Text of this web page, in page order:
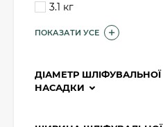
3.1 кг
ПОКАЗАТИ УСЕ
ДІАМЕТР ШЛІФУВАЛЬНОЇ
НАСАДКИ